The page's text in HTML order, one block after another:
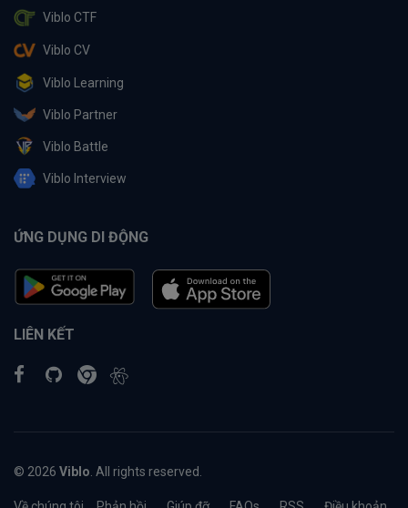
Viblo CTF
Viblo CV
Viblo Learning
Viblo Partner
Viblo Battle
Viblo Interview
ỨNG DỤNG DI ĐỘNG
LIÊN KẾT
© 2026 Viblo . All rights reserved.